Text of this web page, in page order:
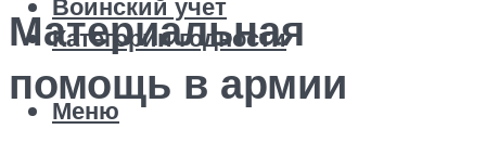
Категории годности
Меню
Материальная
помощь в армии